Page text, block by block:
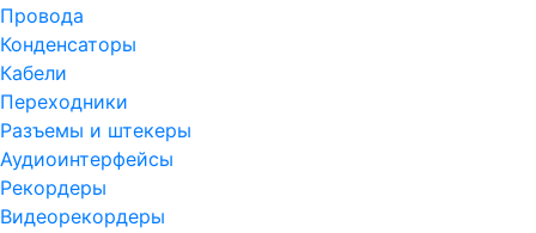
Провода
Конденсаторы
Кабели
Переходники
Разъемы и штекеры
Аудиоинтерфейсы
Рекордеры
Видеорекордеры